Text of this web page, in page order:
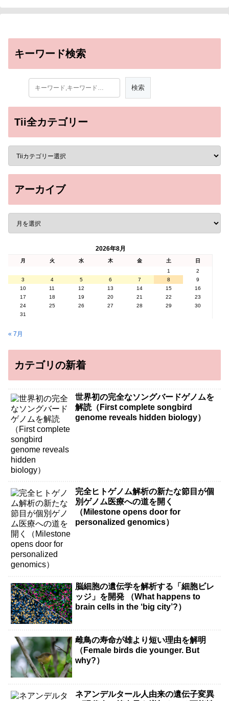
キーワード検索
Tii全カテゴリー
アーカイブ
2026年8月
月 火 水 木 金 土
日
1
2
3
4 5 6 7 8
9
10
11 12 13 14 15
16
17
18 19 20 21 22
23
24
25 26 27 28 29
30
31
« 7月
カテゴリの新着
世界初の完全なソングバードゲノムを
解読（First complete songbird
genome reveals hidden biology）
完全ヒトゲノム解析の新たな節目が個
別ゲノム医療への道を開く
（Milestone opens door for
personalized genomics）
脳細胞の遺伝学を解析する「細胞ビレ
ッジ」を開発 （What happens to
brain cells in the ‘big city’?）
雌鳥の寿命が雄より短い理由を解明
（Female birds die younger. But
why?）
ネアンデルタール人由来の遺伝子変異